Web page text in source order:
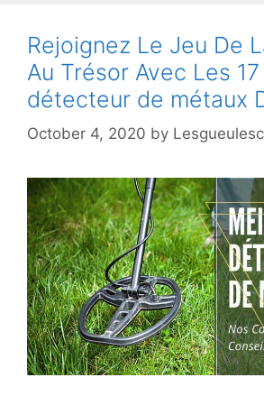
Rejoignez Le Jeu De
Au Trésor Avec Les
détecteur de métaux
October 4, 2020 by